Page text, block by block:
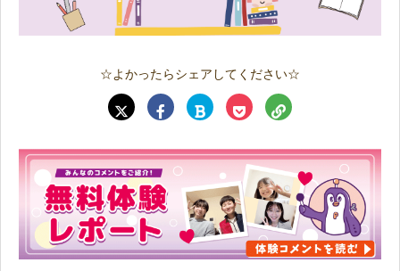
☆よかったらシェアしてください☆